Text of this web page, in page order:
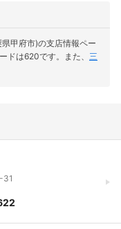
甲府市)の支店情報ペー
ドは620です。 また、 三
31